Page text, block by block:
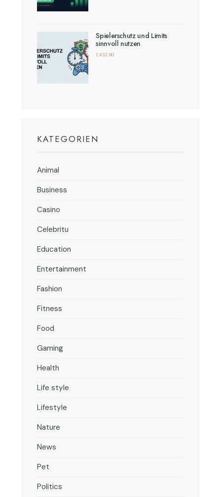
Spielerschutz und Limits
sinnvoll nutzen
CASINO
KATEGORIEN
Animal
Business
Casino
Celebritu
Education
Entertainment
Fashion
Fitness
Food
Gaming
Health
Life style
Lifestyle
Nature
News
Pet
Politics